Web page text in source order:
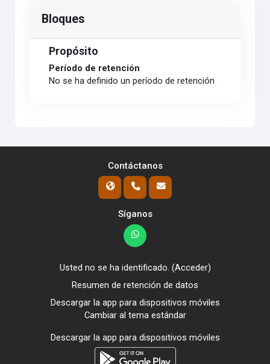
Bloques
Propósito
Período de retención
No se ha definido un período de retención
Contáctanos
Síganos
Usted no se ha identificado. (Acceder)
Resumen de retención de datos
Descargar la app para dispositivos móviles
Cambiar al tema estándar
Descargar la app para dispositivos móviles